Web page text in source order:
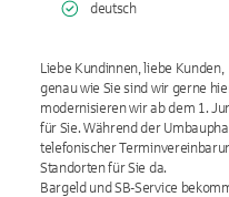
deutsch
Liebe Kundinnen, liebe Kunden,
genau wie Sie sind wir gerne
modernisieren wir ab dem 1.
für Sie. Während der
telefonischer
Standorten für Sie da.
Bargeld und SB-Service